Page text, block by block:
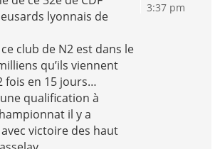
lyonnais de
club de N2 est dans le
qu’ils viennent
fois en 15 jours…
qualification à
il y a
victoire des haut
3:37 pm